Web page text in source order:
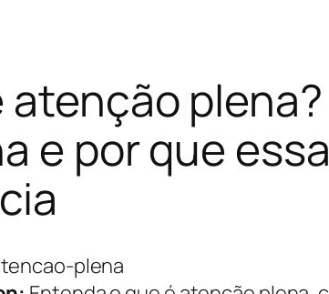
atenção
e por que
plena